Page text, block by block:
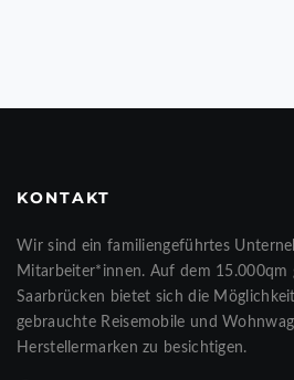
KONTAKT
Wir sind ein familiengeführtes
Mitarbeiter*innen. Auf dem
Saarbrücken bietet sich die
gebrauchte Reisemobile und
Herstellermarken zu besichtigen.